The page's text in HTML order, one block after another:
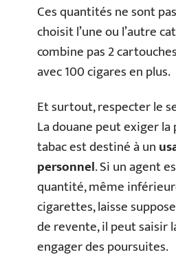
Ces quantités ne sont
choisit l’une ou l’autre
combine pas 2
avec 100 cigares en plus.
Et surtout, respecter le
La douane peut exiger la
tabac est destiné à un
personnel. Si un agent
quantité, même
cigarettes, laisse
de revente, il peut saisir
engager des poursuites.